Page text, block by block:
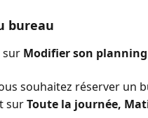
bureau
sur Modifier son planning
souhaitez réserver un
sur Toute la journée,